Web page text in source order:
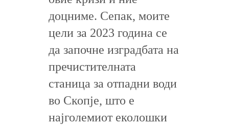
доцниме. Сепак, моите
цели за 2023 година се
да започне изградбата на
пречистителната
станица за отпадни води
во Скопје, што е
најголемиот еколошки